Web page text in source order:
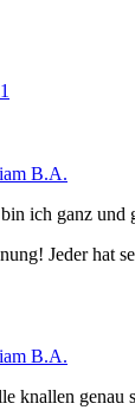
B.A.
ich ganz und
Jeder hat
B.A.
knallen genau